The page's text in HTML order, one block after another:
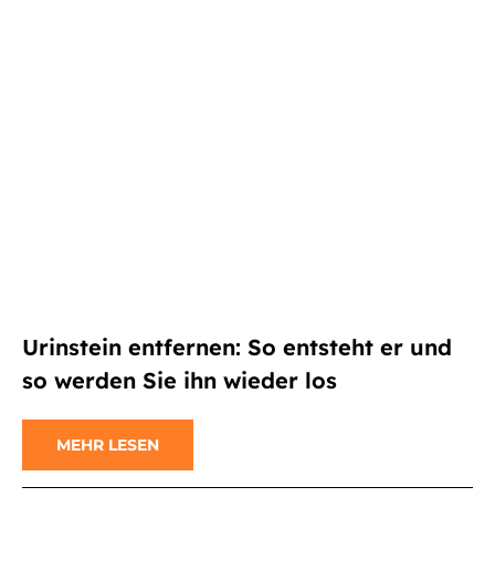
Urinstein entfernen: So entsteht er und
so werden Sie ihn wieder los
MEHR LESEN